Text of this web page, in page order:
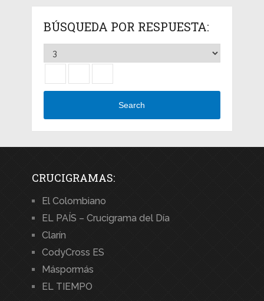
BÚSQUEDA POR RESPUESTA:
Search
CRUCIGRAMAS:
El Colombiano
EL PAÍS – Crucigrama del Día
Clarín
CodyCross ES
Máspormás
EL TIEMPO